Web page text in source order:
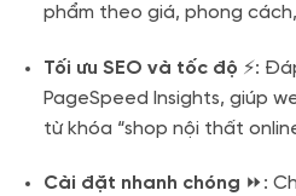
phẩm theo giá, phong
Tối ưu SEO và tốc độ ⚡:
PageSpeed Insights, giúp
từ khóa “shop nội thất
Cài đặt nhanh chóng ⏩: